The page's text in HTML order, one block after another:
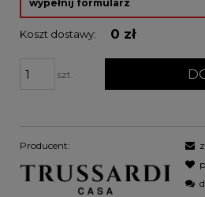
wypełnij formularz
Koszt dostawy: 0 zł
szt.
Producent: